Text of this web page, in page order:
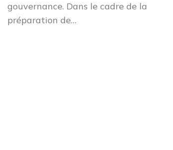
gouvernance. Dans le cadre de la
préparation de…